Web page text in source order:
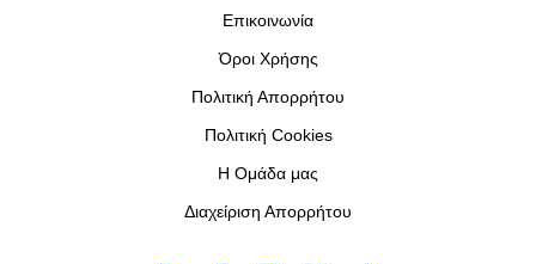
Επικοινωνία
Όροι Χρήσης
Πολιτική Απορρήτου
Πολιτική Cookies
Η Ομάδα μας
Διαχείριση Απορρήτου